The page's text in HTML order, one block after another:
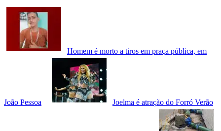
Homem é morto a tiros em praça pública, em
João Pessoa Joelma é atração do Forró Verão